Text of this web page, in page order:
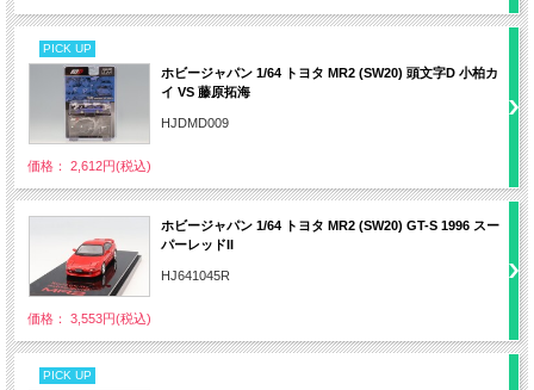
PICK UP
ホビージャパン 1/64 トヨタ MR2 (SW20) 頭文字D 小柏カ
イ VS 藤原拓海
HJDMD009
価格： 2,612円(税込)
ホビージャパン 1/64 トヨタ MR2 (SW20) GT-S 1996 スー
パーレッドII
HJ641045R
価格： 3,553円(税込)
PICK UP